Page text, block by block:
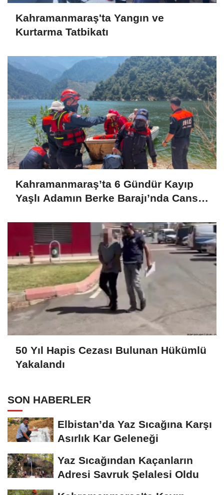
Kahramanmaraş'ta Yangın ve
Kurtarma Tatbikatı
Kahramanmaraş’ta 6 Gündür Kayıp
Yaşlı Adamın Berke Barajı’nda Cansız
50 Yıl Hapis Cezası Bulunan Hükümlü
Yakalandı
SON HABERLER
Elbistan’da Yaz Sıcağına Karşı
Asırlık Kar Geleneği
Yaz Sıcağından Kaçanların
Adresi Savruk Şelalesi Oldu